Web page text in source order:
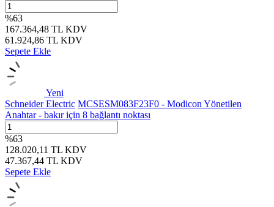
%63
167.364,48 TL KDV
61.924,86 TL KDV
Sepete Ekle
Yeni
Schneider Electric MCSESM083F23F0 - Modicon Yönetilen
Anahtar - bakır için 8 bağlantı noktası
%63
128.020,11 TL KDV
47.367,44 TL KDV
Sepete Ekle